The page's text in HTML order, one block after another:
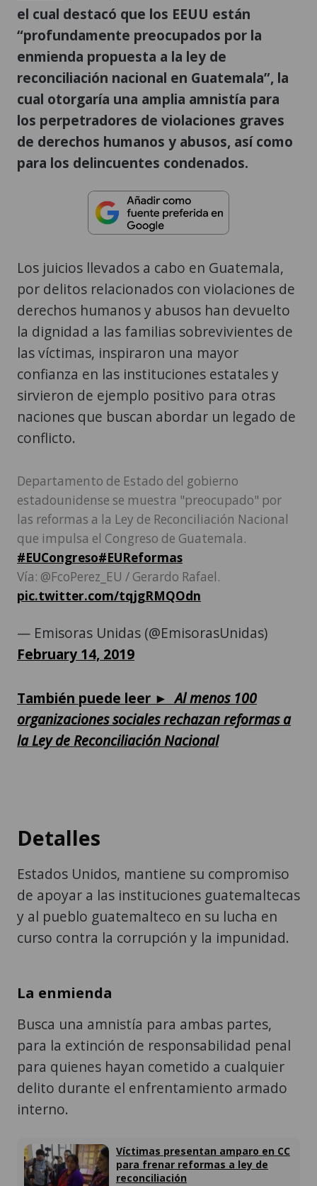
el cual destacó que los EEUU están
“profundamente preocupados por la
enmienda propuesta a la ley de
reconciliación nacional en Guatemala”, la
cual otorgaría una amplia amnistía para
los perpetradores de violaciones graves
de derechos humanos y abusos, así como
para los delincuentes condenados.
Los juicios llevados a cabo en Guatemala,
por delitos relacionados con violaciones de
derechos humanos y abusos han devuelto
la dignidad a las familias sobrevivientes de
las víctimas, inspiraron una mayor
confianza en las instituciones estatales y
sirvieron de ejemplo positivo para otras
naciones que buscan abordar un legado de
conflicto.
Departamento de Estado del gobierno
estadounidense se muestra "preocupado" por
las reformas a la Ley de Reconciliación Nacional
que impulsa el Congreso de Guatemala.
#EUCongreso#EUReformas
Vía: @FcoPerez_EU / Gerardo Rafael.
pic.twitter.com/tqjgRMQOdn
— Emisoras Unidas (@EmisorasUnidas)
February 14, 2019
También puede leer ►Al menos 100
organizaciones sociales rechazan reformas a
la Ley de Reconciliación Nacional
Detalles
Estados Unidos, mantiene su compromiso
de apoyar a las instituciones guatemaltecas
y al pueblo guatemalteco en su lucha en
curso contra la corrupción y la impunidad.
La enmienda
Busca una amnistía para ambas partes,
para la extinción de responsabilidad penal
para quienes hayan cometido a cualquier
delito durante el enfrentamiento armado
interno.
Víctimas presentan amparo en CC
para frenar reformas a ley de
reconciliación